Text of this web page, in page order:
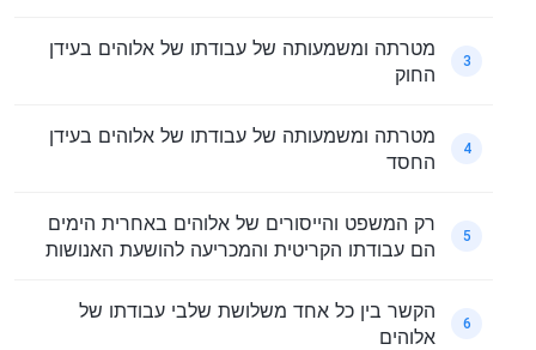
3
מטרתה ומשמעותה של עבודתו של אלוהים בעידן
החוק
4
מטרתה ומשמעותה של עבודתו של אלוהים בעידן
החסד
5
רק המשפט והייסורים של אלוהים באחרית הימים
הם עבודתו הקריטית והמכריעה להושעת האנושות
6
הקשר בין כל אחד משלושת שלבי עבודתו של
אלוהים